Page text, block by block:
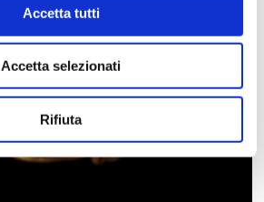
Accetta tutti
Accetta selezionati
Rifiuta